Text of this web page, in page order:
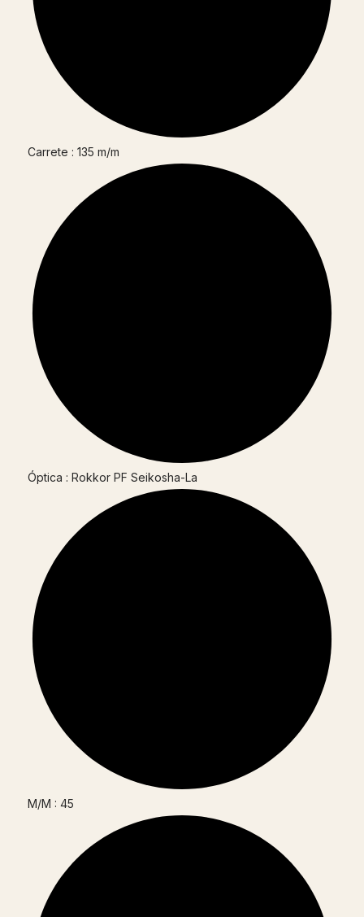
Carrete : 135 m/m
Óptica : Rokkor PF Seikosha-La
M/M : 45